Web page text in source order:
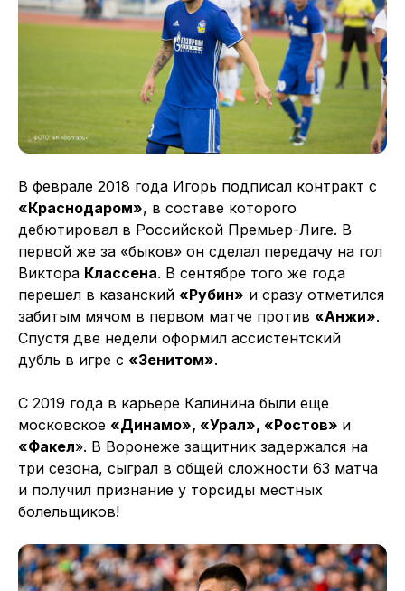
В феврале 2018 года Игорь подписал контракт с
«Краснодаром», в составе которого
дебютировал в Российской Премьер-Лиге. В
первой же за «быков» он сделал передачу на гол
Виктора Классена. В сентябре того же года
перешел в казанский «Рубин» и сразу отметился
забитым мячом в первом матче против «Анжи».
Спустя две недели оформил ассистентский
дубль в игре с «Зенитом».
С 2019 года в карьере Калинина были еще
московское «Динамо», «Урал», «Ростов» и
«Факел». В Воронеже защитник задержался на
три сезона, сыграл в общей сложности 63 матча
и получил признание у торсиды местных
болельщиков!